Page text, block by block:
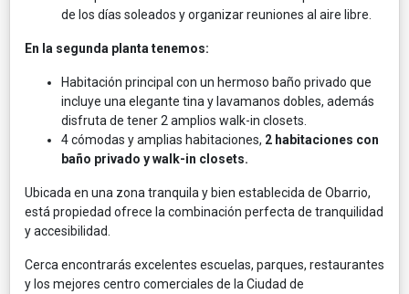
de los días soleados y organizar reuniones al aire libre.
En la segunda planta tenemos:
Habitación principal con un hermoso baño privado que
incluye una elegante tina y lavamanos dobles, además
disfruta de tener 2 amplios walk-in closets.
4 cómodas y amplias habitaciones, 2 habitaciones con
baño privado y walk-in closets.
Ubicada en una zona tranquila y bien establecida de Obarrio,
está propiedad ofrece la combinación perfecta de tranquilidad
y accesibilidad.
Cerca encontrarás excelentes escuelas, parques, restaurantes
y los mejores centro comerciales de la Ciudad de